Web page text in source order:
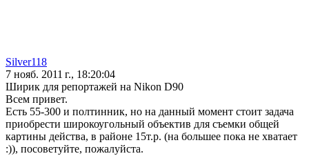
Silver118
7 нояб. 2011 г., 18:20:04
Ширик для репортажей на Nikon D90
Всем привет.
Есть 55-300 и полтинник, но на данный момент стоит задача
приобрести широкоугольный объектив для съемки общей
картины действа, в районе 15т.р. (на большее пока не хватает
:)), посоветуйте, пожалуйста.